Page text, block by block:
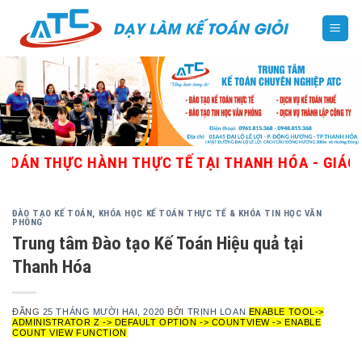
content
HÀNH THỰC TẾ TẠI THANH HÓA - GIÁO
ĐÀO TẠO KẾ TOÁN, KHÓA HỌC KẾ TOÁN THỰC TẾ & KHÓA TIN HỌC VĂN
PHÒNG
Trung tâm Đào tạo Kế Toán Hiệu quả tại
Thanh Hóa
ĐĂNG 25 THÁNG MƯỜI HAI, 2020 BỞI TRỊNH LOAN ENABLE TOOL->
ADMINISTRATOR Z -> DEFAULT OPTION -> COUNTVIEW -> ENABLE
COUNT VIEW FUNCTION